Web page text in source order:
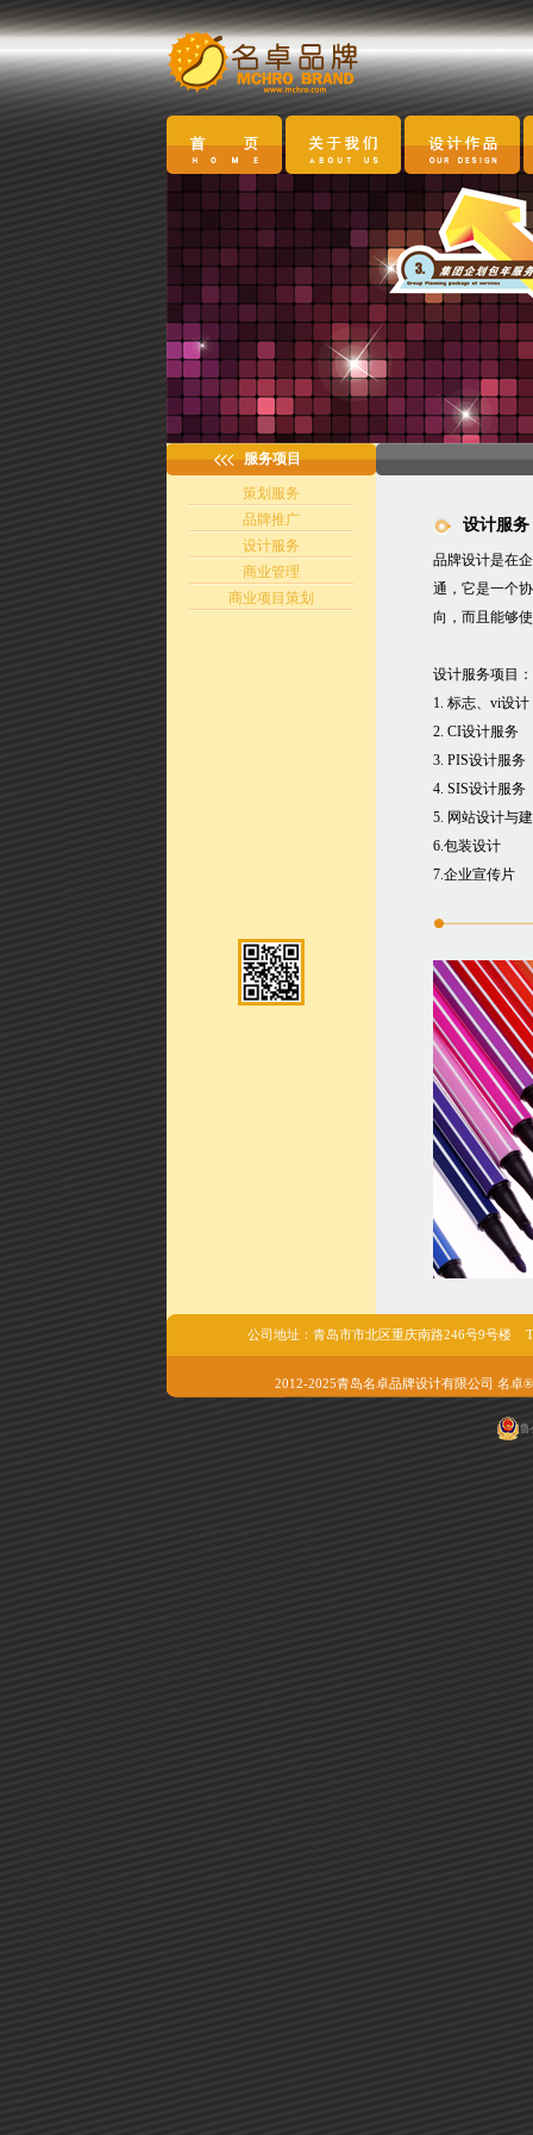
服务项目
策划服务
品牌推广
设计服务
商业管理
商业项目策划
设计服务
品牌设计是在
通，它是一个
向，而且能够
设计服务项目：
1. 标志、vi设计
2. CI设计服务
3. PIS设计服务
4. SIS设计服务
5. 网站设计与
6.包装设计
7.企业宣传片
公司地址：青岛市市北区重庆南路246号9号楼
2012-2025青岛名卓品牌设计有限公司 名
鲁